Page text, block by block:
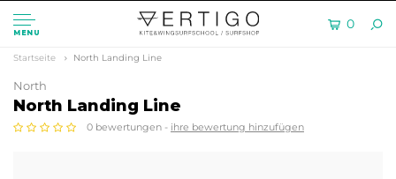
MENU
0
Startseite North Landing Line
North
North Landing Line
0 bewertungen - ihre bewertung hinzufügen